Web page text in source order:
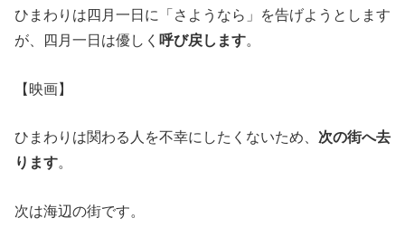
ひまわりは四月一日に「さようなら」を告げようとします
が、四月一日は優しく 呼び戻します。
【映画】
ひまわりは関わる人を不幸にしたくないため、 次の街へ去
ります。
次は海辺の街です。